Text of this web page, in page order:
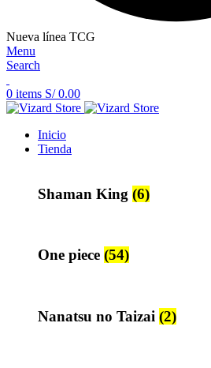
Nueva línea TCG
Menu
Search
0 items S/0.00
Inicio
Tienda
Shaman King (6)
One piece (54)
Nanatsu no Taizai (2)